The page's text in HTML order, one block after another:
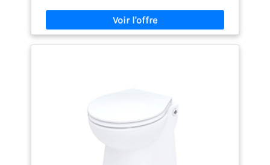
plus écologique et économique en fonction de vos
besoins. Abattant à frein de chute : Confort et
sécurité accrus avec un abattant à frein de chute
intégré, évitant les fermetures brusques et
sans compromettre la fonctionnalité. Facile à
installer : Installation rapide et simplifiée, adaptée
aussi bien aux bricoleurs qu'aux professionnels,
pour une mise en service immédiate et sans
complications. Garantie 3 ans : Bénéficiez d'une